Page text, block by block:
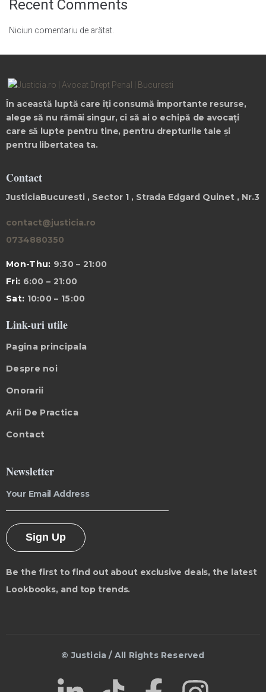
Recent Comments
Niciun comentariu de arătat.
În această luptă care îți consumă importante resurse,
alege să nu rămâi singur, ci să ai o echipă de avocați
care să lupte pentru tine, pentru drepturile tale și
pentru libertatea ta.
Contact
JusticiaBucuresti , Sector 1 , Strada Edgard Quinet , Nr.3
contact@justicia.ro
0734880350
Mon-Thu: 9:30 – 21:00
Fri: 6:00 – 21:00
Sat: 10:00 – 15:00
Link-uri utile
Pagina principala
Despre noi
Onorarii
Arii De Practica
Contact
Newsletter
Sign Up
Be the first to find out about exclusive deals, the latest
Lookbooks, and top trends.
© Justicia / All Rights Reserved